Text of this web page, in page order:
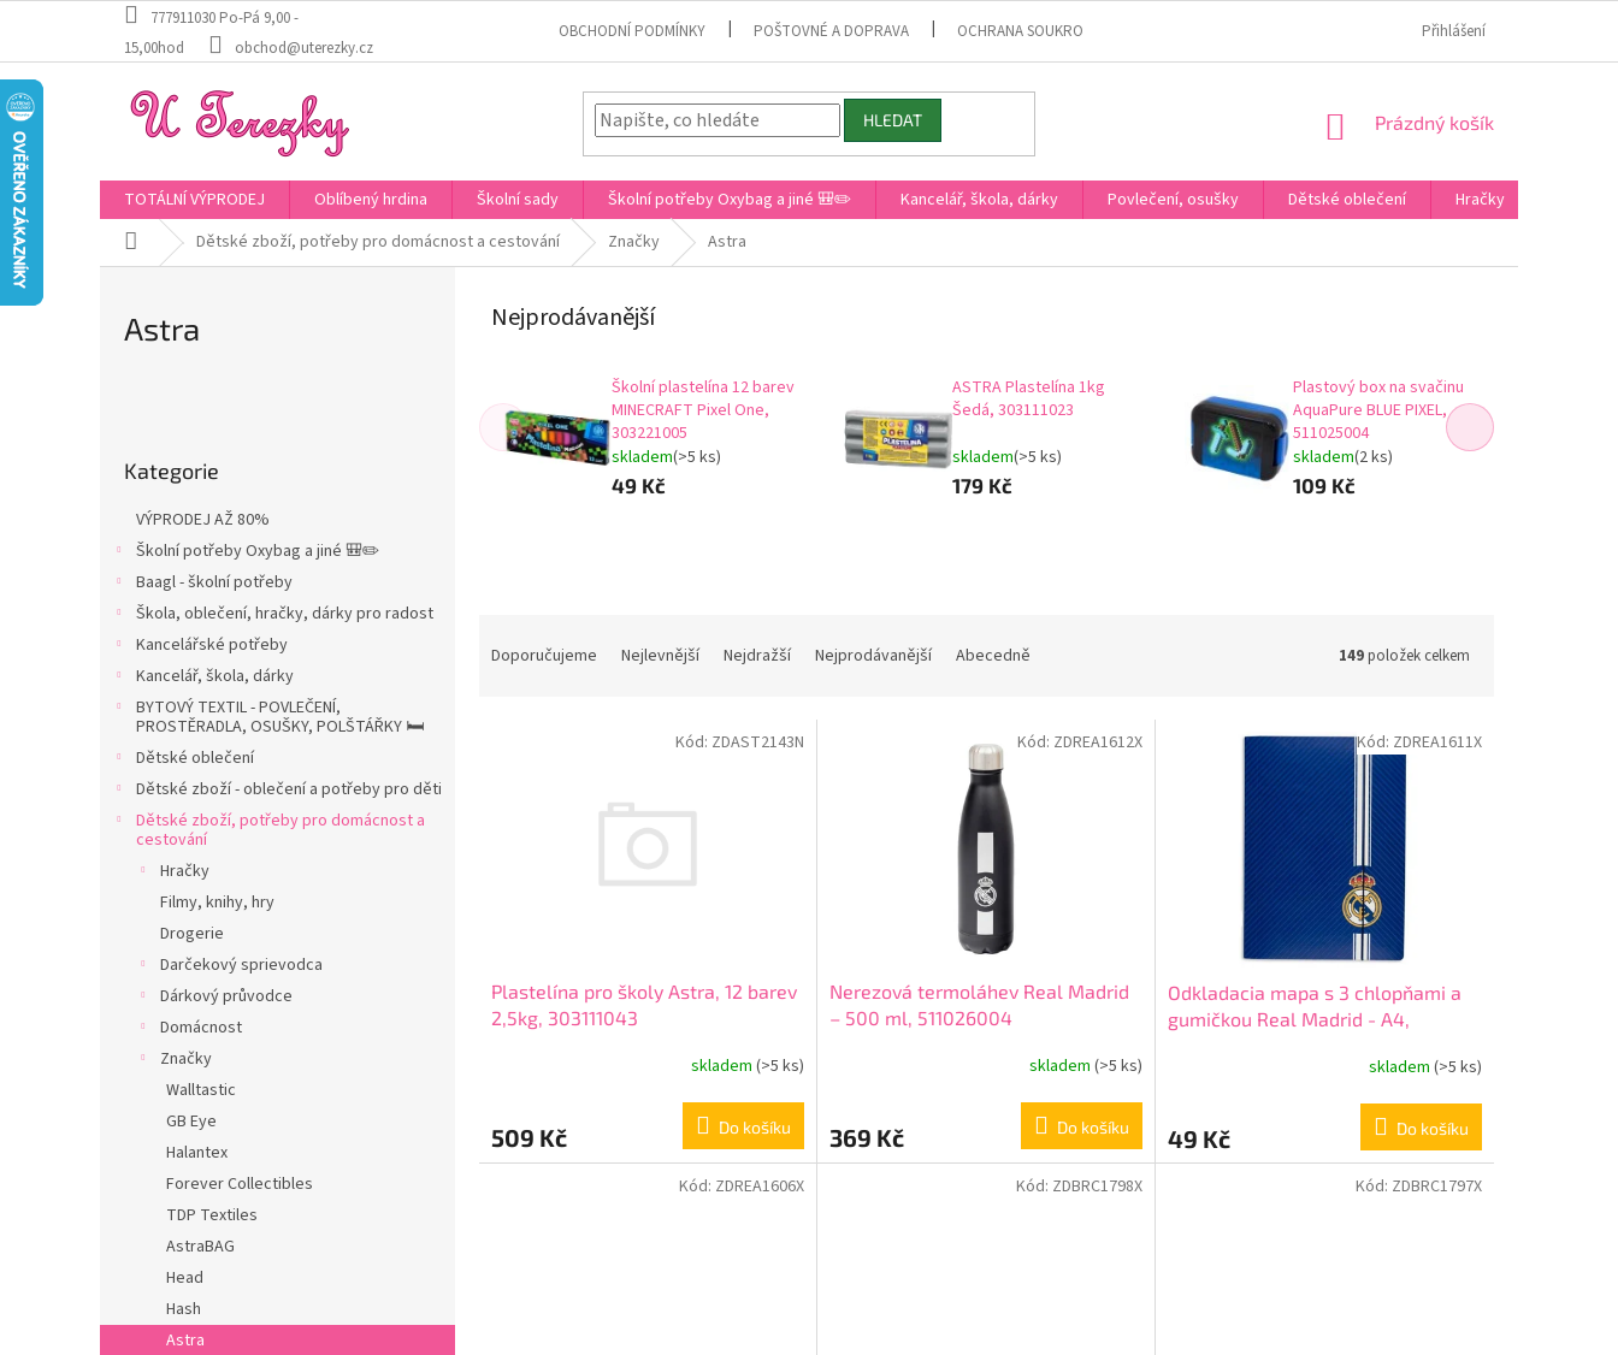
obsah
777911030 Po-Pá 9,00 -
15,00hod
obchod@uterezky.cz
OBCHODNÍ PODMÍNKY POŠTOVNÉ A DOPRAVA OCHRANA SOUKROMÍ HODNOCENÍ NA HEURÉCE
Přihlášení
HLEDAT
NÁKUPNÍ
Prázdný košík
TOTÁLNÍ VÝPRODEJ Oblíbený hrdina Školní sady Školní potřeby Oxybag a jiné 🎒✏️ Kancelář, škola, dárky Povlečení, osušky Dětské oblečení Hračky
Domů Dětské zboží, potřeby pro domácnost a cestování Značky Astra
Astra
kategorie
Kategorie
VÝPRODEJ AŽ 80%
Školní potřeby Oxybag a jiné 🎒✏️
Baagl - školní potřeby
Škola, oblečení, hračky, dárky pro radost
Kancelářské potřeby
Kancelář, škola, dárky
BYTOVÝ TEXTIL - POVLEČENÍ,
PROSTĚRADLA, OSUŠKY, POLŠTÁŘKY 🛏️
Dětské oblečení
Dětské zboží - oblečení a potřeby pro děti
Dětské zboží, potřeby pro domácnost a
cestování
Hračky
Filmy, knihy, hry
Drogerie
Darčekový sprievodca
Dárkový průvodce
Domácnost
Značky
Walltastic
GB Eye
Halantex
Forever Collectibles
TDP Textiles
AstraBAG
Head
Hash
Astra
Nejprodávanější
Školní plastelína 12 barev
MINECRAFT Pixel One,
303221005
skladem(>5 ks)
49 Kč
ASTRA Plastelína 1kg
Šedá, 303111023
skladem(>5 ks)
179 Kč
Plastový box na svačinu
AquaPure BLUE PIXEL,
511025004
skladem(2 ks)
109 Kč
Doporučujeme Nejlevnější Nejdražší Nejprodávanější Abecedně 149položek celkem
Plastelína pro školy Astra, 12 barev
2,5kg, 303111043
skladem (>5 ks)
509 Kč Do košíku
Kód: ZDAST2143N
Nerezová termoláhev Real Madrid
– 500 ml, 511026004
skladem (>5 ks)
369 Kč Do košíku
Kód: ZDREA1612X
Odkladacia mapa s 3 chlopňami a
gumičkou Real Madrid - A4,
skladem (>5 ks)
49 Kč Do košíku
Kód: ZDREA1611X
Kód: ZDREA1606X Kód: ZDBRC1798X Kód: ZDBRC1797X